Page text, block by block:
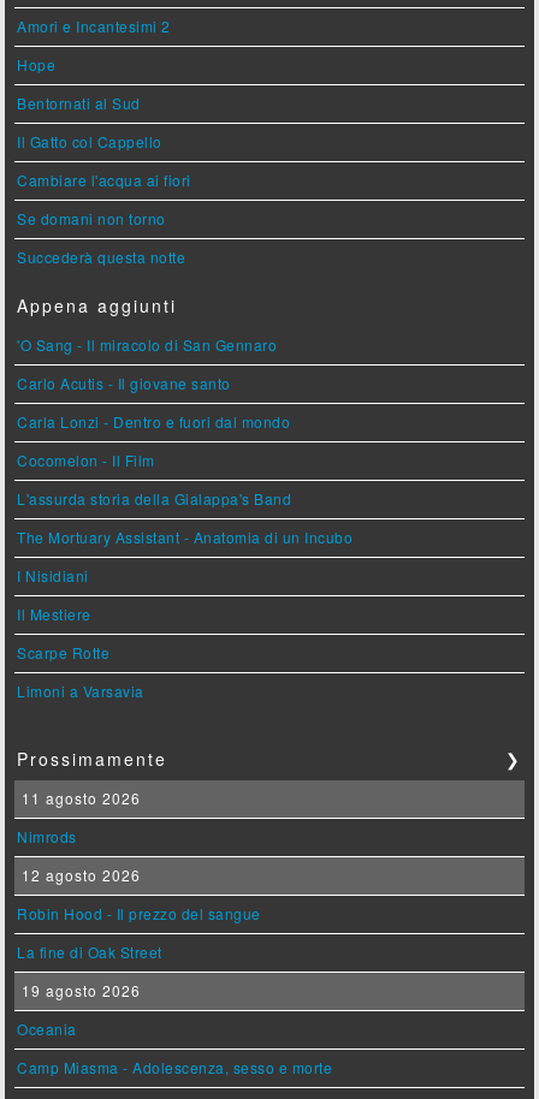
Amori e Incantesimi 2
Hope
Bentornati al Sud
Il Gatto col Cappello
Cambiare l'acqua ai fiori
Se domani non torno
Succederà questa notte
Appena aggiunti
'O Sang - Il miracolo di San Gennaro
Carlo Acutis - Il giovane santo
Carla Lonzi - Dentro e fuori dal mondo
Cocomelon - Il Film
L'assurda storia della Gialappa's Band
The Mortuary Assistant - Anatomia di un Incubo
I Nisidiani
Il Mestiere
Scarpe Rotte
Limoni a Varsavia
Prossimamente ❯
11 agosto 2026
Nimrods
12 agosto 2026
Robin Hood - Il prezzo del sangue
La fine di Oak Street
19 agosto 2026
Oceania
Camp Miasma - Adolescenza, sesso e morte